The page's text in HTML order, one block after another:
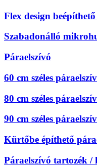
Flex design
Szabadonálló
Páraelszívó
60 cm széles
80 cm széles
90 cm széles
Kürtőbe építhető
Páraelszívó tartozék /